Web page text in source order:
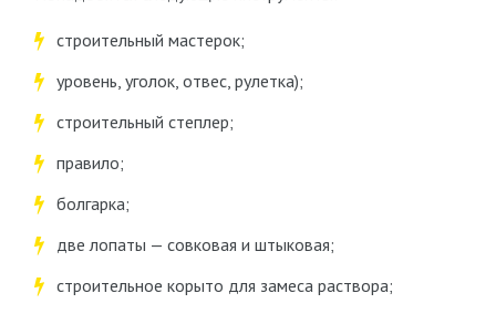
строительный мастерок;
уровень, уголок, отвес, рулетка);
строительный степлер;
правило;
болгарка;
две лопаты — совковая и штыковая;
строительное корыто для замеса раствора;